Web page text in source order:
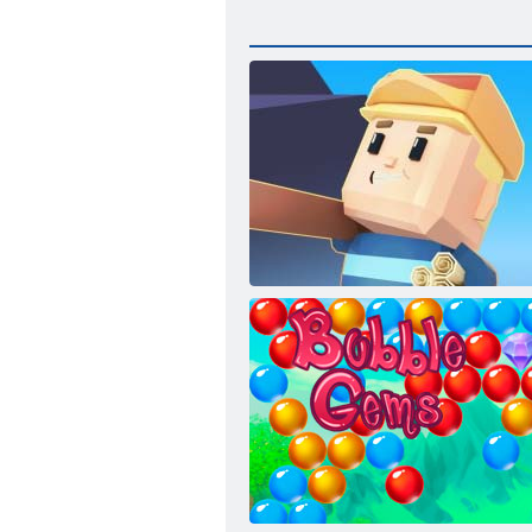
Kogama: hegymászó